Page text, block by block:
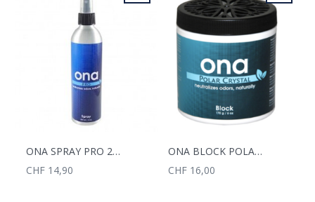
ONA SPRAY PRO 250ML
CHF 14,90
ONA BLOCK POLAR CRYSTAL 170G
CHF 16,00